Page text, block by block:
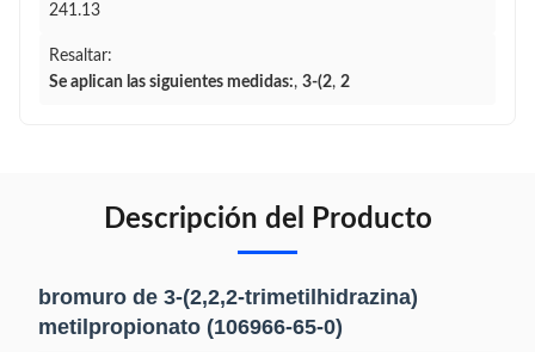
241.13
Resaltar:
Se aplican las siguientes medidas:, 3-(2, 2
Descripción del Producto
bromuro de 3-(2,2,2-trimetilhidrazina)
metilpropionato (106966-65-0)